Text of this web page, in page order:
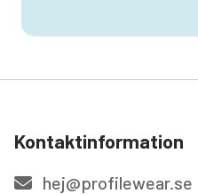
Kontaktinformation
hej@profilewear.se